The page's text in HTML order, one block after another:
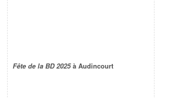
Fête de la BD 2025à Audincourt